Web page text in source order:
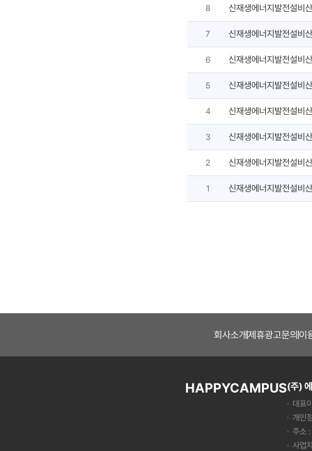
8 신재생에너지발전설비
7 신재생에너지발전설비
6 신재생에너지발전설비
5 신재생에너지발전설비
4 신재생에너지발전설비
3 신재생에너지발전설비
2 신재생에너지발전설비
1 신재생에너지발전설비
회사소개제휴광고문의 이
HAPPYCAMPUS(주)
대표
개인
주소
사업